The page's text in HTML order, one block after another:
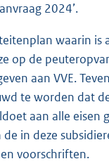
2024’.
waarin is
op de
aan VVE.
te worden dat
aan alle eisen
de in deze
voorschriften.